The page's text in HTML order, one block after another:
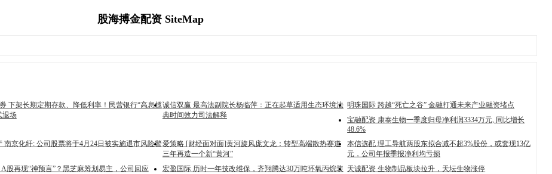
股海搏金配资 SiteMap
下架长期定期存款、降低利率！民营银行“高息揽
退场
诚信双赢 最高法副院长杨临萍：正在起草适用生态环境法
典时间效力司法解释
明珠国际 跨越“死亡之谷” 金融打通未来产业融资堵点
宝融配资 康泰生物一季度归母净利润3334万元, 同比增长
48.6%
南京化纤: 公司股票将于4月24日被实施退市风险警爱策略 [财经面对面]黄河旋风庞文龙：转型高端散热赛道
三年再造一个新“黄河”
本信选配 理工导航两股东拟合减不超3%股份，或套现13亿
元，公司年报季报净利均亏损
A股再现“神预言”？黑芝麻筹划易主，公司回应
宏盈国际 历时一年技改维保，齐翔腾达30万吨环氧丙烷装 天诚配资 生物制品板块拉升，天坛生物涨停